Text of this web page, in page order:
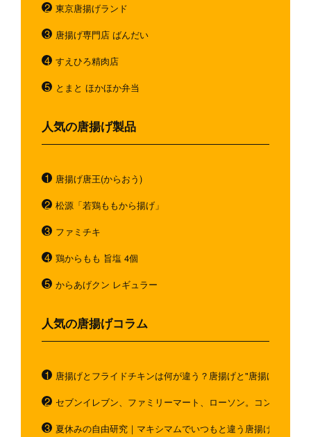
東京唐揚げランド
唐揚げ専門店 ばんだい
すえひろ精肉店
とまと ほかほか弁当
人気の唐揚げ製品
唐揚げ唐王(からおう)
松源「若鶏ももから揚げ」
ファミチキ
鶏からもも 旨塩 4個
からあげクン レギュラー
人気の唐揚げコラム
唐揚げとフライドチキンは何が違う？唐揚げと"唐揚げと似て
セブンイレブン、ファミリーマート、ローソン。コンビニの
夏休みの自由研究｜マキシマムでいつもと違う唐揚げを作ろう